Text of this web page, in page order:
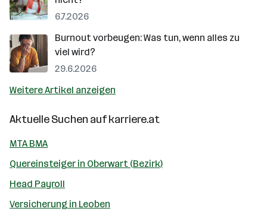
6.7.2026
Burnout vorbeugen: Was tun, wenn alles zu
viel wird?
29.6.2026
Weitere Artikel anzeigen
Aktuelle Suchen aufkarriere.at
MTA BMA
Quereinsteiger in Oberwart (Bezirk)
Head Payroll
Versicherung in Leoben